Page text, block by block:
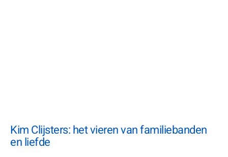
Kim Clijsters: het vieren van familiebanden
en liefde